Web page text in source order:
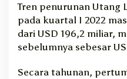
Tren penurunan Utang
pada kuartal I 2022
dari USD 196,2 miliar,
sebelumnya sebesar
Secara tahunan,